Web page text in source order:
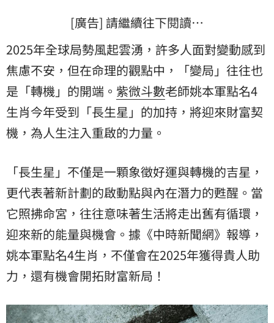
[廣告] 請繼續往下閱讀…
2025年全球局勢風起雲湧，許多人面對變動感到
焦慮不安，但在命理的觀點中，「變局」往往也
是「轉機」的開端。 紫微斗數老師姚本軍點名4
生肖今年受到「長生星」的加持，將迎來財富契
機，為人生注入重啟的力量。
「長生星」不僅是一顆象徵好運與轉機的吉星，
更代表著新計劃的啟動點與內在潛力的甦醒。當
它照拂命宮，往往意味著生活將走出舊有循環，
迎來新的能量與機會。據《中時新聞網》報導，
姚本軍點名4生肖，不僅會在2025年獲得貴人助
力，還有機會開拓財富新局！